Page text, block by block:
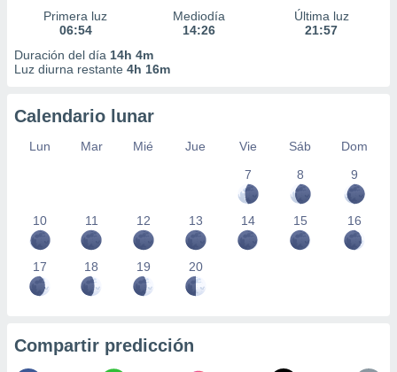
Primera luz
06:54
Mediodía
14:26
Última luz
21:57
Duración del día 14h 4m
Luz diurna restante 4h 16m
Calendario lunar
Lun Mar Mié Jue Vie Sáb
Dom
7
8 9
10 11 12 13 14 15 16
17 18 19 20
Compartir predicción